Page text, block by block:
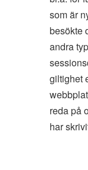
som är
besökte
andra
giltighet
reda på
har